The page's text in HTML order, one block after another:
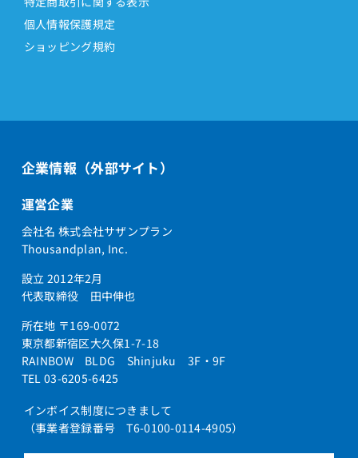
個人情報保護規定
ショッピング規約
企業情報（外部サイト）
運営企業
会社名 株式会社サザンプラン
Thousandplan, Inc.
設立 2012年2月
代表取締役 田中伸也
所在地 〒169-0072
東京都新宿区大久保1-7-18
RAINBOW BLDG Shinjuku 3F・9F
TEL 03-6205-6425
インボイス制度につきまして
（事業者登録番号 T6-0100-0114-4905）